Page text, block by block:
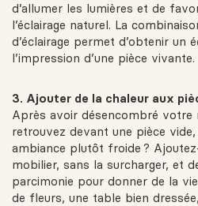
d’allumer les lumières et de
l’éclairage naturel. La
d’éclairage permet d’obtenir un
l’impression d’une pièce vivante.
3. Ajouter de la chaleur aux
Après avoir désencombré votre
retrouvez devant une pièce
ambiance plutôt froide ?
mobilier, sans la surcharger, et
parcimonie pour donner de la
de fleurs, une table bien